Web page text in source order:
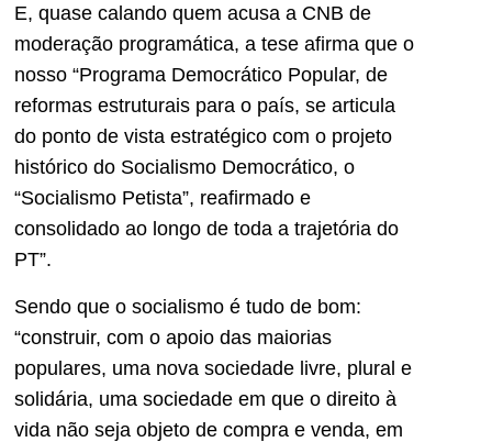
E, quase calando quem acusa a CNB de
moderação programática, a tese afirma que o
nosso “Programa Democrático Popular, de
reformas estruturais para o país, se articula
do ponto de vista estratégico com o projeto
histórico do Socialismo Democrático, o
“Socialismo Petista”, reafirmado e
consolidado ao longo de toda a trajetória do
PT”.
Sendo que o socialismo é tudo de bom:
“construir, com o apoio das maiorias
populares, uma nova sociedade livre, plural e
solidária, uma sociedade em que o direito à
vida não seja objeto de compra e venda, em